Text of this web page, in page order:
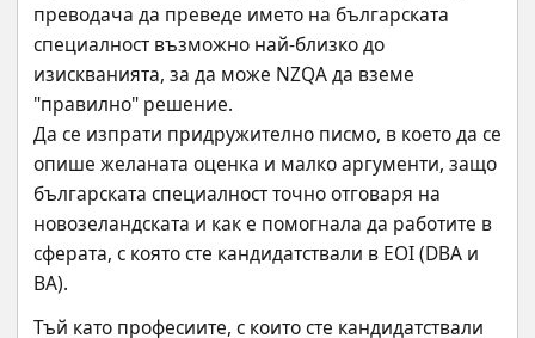
преводача да преведе името на българската
специалност възможно най-близко до
изискванията, за да може NZQA да вземе
"правилно" решение.
Да се изпрати придружително писмо, в което да се
опише желаната оценка и малко аргументи, защо
българската специалност точно отговаря на
новозеландската и как е помогнала да работите в
сферата, с която сте кандидатствали в EOI (DBA и
BA).
Тъй като професиите, с които сте кандидатствали